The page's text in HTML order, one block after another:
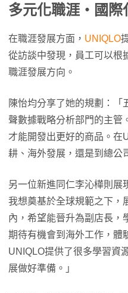
多元化職涯・國際
在職涯發展方面， UNIQLO
從訪談中發現，員工可以根
職涯發展方向。
陳怡均分享了她的規劃：「
聲數據戰略分析部門的主管
才能開發出更好的商品。在
耕、海外發展，還是到總公
另一位新進同仁李沁樺則展
我想奠基於全球規範之下，
內，希望能晉升為副店長，
期待有機會到海外工作，體
UNIQLO提供了很多學習資
展做好準備。」